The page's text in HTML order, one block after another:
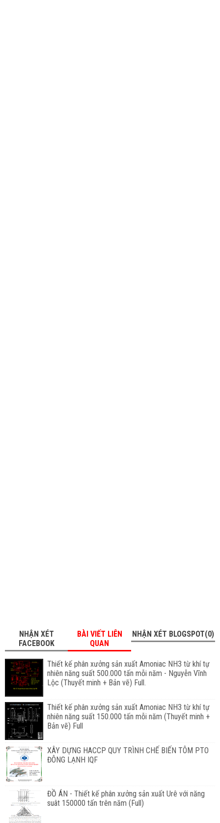
NHẬN XÉT
FACEBOOK
BÀI VIẾT LIÊN
QUAN
NHẬN XÉT BLOGSPOT(0)
Thiết kế phân xưởng sản xuất Amoniac NH3 từ khí tự
nhiên năng suất 500.000 tấn mỗi năm - Nguyễn Vĩnh
Lộc (Thuyết minh + Bản vẽ) Full.
Thiết kế phân xưởng sản xuất Amoniac NH3 từ khí tự
nhiên năng suất 150.000 tấn mỗi năm (Thuyết minh +
Bản vẽ) Full
XÂY DỰNG HACCP QUY TRÌNH CHẾ BIẾN TÔM PTO
ĐÔNG LẠNH IQF
ĐỒ ÁN - Thiết kế phân xưởng sản xuất Urê với năng
suât 150000 tấn trên năm (Full)